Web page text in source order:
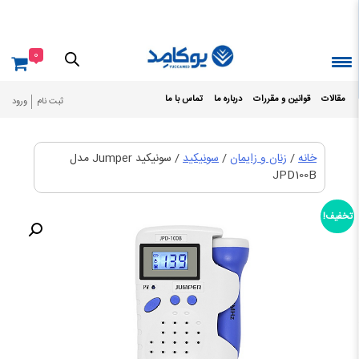
مقالات قوانین و مقررات درباره ما تماس با ما ثبت نام ورود
0
خانه/ زنان و زایمان/سونیکید
/ سونیکید Jumper مدل
JPD100B
تخفیف!